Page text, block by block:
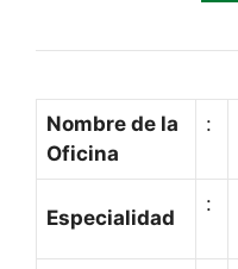
Nombre de la
Oficina
:
Especialidad
: